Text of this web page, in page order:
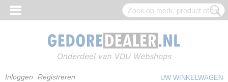
Inloggen Registreren
UW WINKELWAGEN